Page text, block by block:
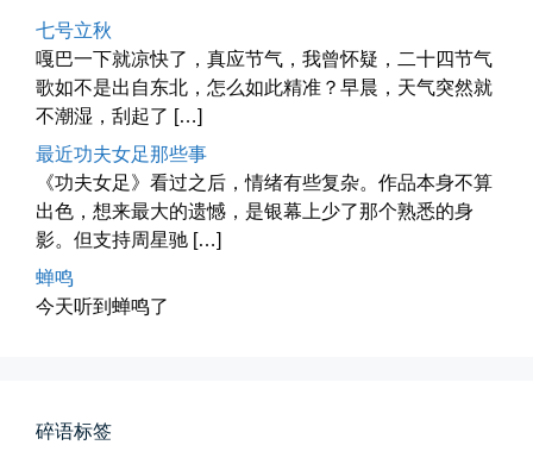
海林街头
黑龙江的空气质量出乎意料地好，...
📅 04-27 19:30 👤 Zairun
📅 04-25 21:39
七号立秋
嘎巴一下就凉快了，真应节气，我曾怀疑，二十四节气
歌如不是出自东北，怎么如此精准？早晨，天气突然就
不潮湿，刮起了 […]
最近功夫女足那些事
《功夫女足》看过之后，情绪有些复杂。作品本身不算
出色，想来最大的遗憾，是银幕上少了那个熟悉的身
影。但支持周星驰 […]
蝉鸣
今天听到蝉鸣了
碎语标签